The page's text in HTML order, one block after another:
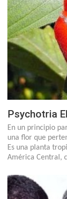
Psychotria
En un principio
una flor que
Es una planta
América Central,